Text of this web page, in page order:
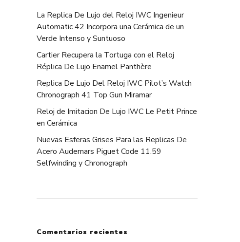
La Replica De Lujo del Reloj IWC Ingenieur
Automatic 42 Incorpora una Cerámica de un
Verde Intenso y Suntuoso
Cartier Recupera la Tortuga con el Reloj
Réplica De Lujo Enamel Panthère
Replica De Lujo Del Reloj IWC Pilot’s Watch
Chronograph 41 Top Gun Miramar
Reloj de Imitacion De Lujo IWC Le Petit Prince
en Cerámica
Nuevas Esferas Grises Para las Replicas De
Acero Audemars Piguet Code 11.59
Selfwinding y Chronograph
Comentarios recientes